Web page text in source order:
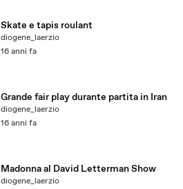
Skate e tapis roulant
diogene_laerzio
16 anni fa
Grande fair play durante partita in Iran
diogene_laerzio
16 anni fa
Madonna al David Letterman Show
diogene_laerzio